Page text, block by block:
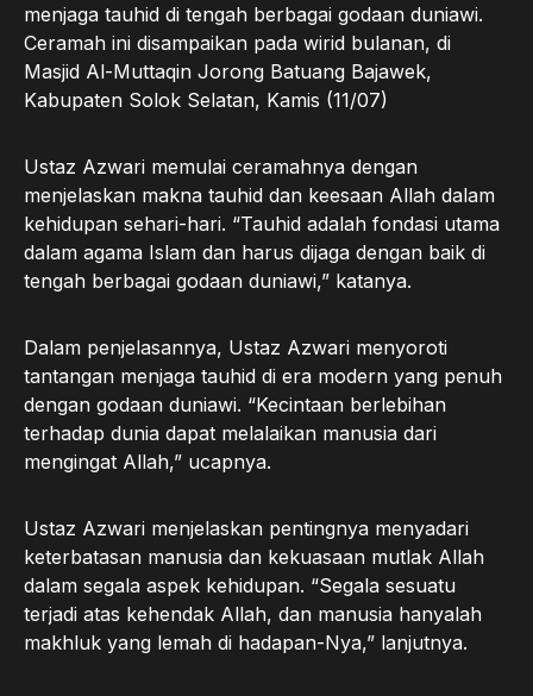
menjaga tauhid di tengah berbagai godaan duniawi.
Ceramah ini disampaikan pada wirid bulanan, di
Masjid Al-Muttaqin Jorong Batuang Bajawek,
Kabupaten Solok Selatan, Kamis (11/07)
Ustaz Azwari memulai ceramahnya dengan
menjelaskan makna tauhid dan keesaan Allah dalam
kehidupan sehari-hari. “Tauhid adalah fondasi utama
dalam agama Islam dan harus dijaga dengan baik di
tengah berbagai godaan duniawi,” katanya.
Dalam penjelasannya, Ustaz Azwari menyoroti
tantangan menjaga tauhid di era modern yang penuh
dengan godaan duniawi. “Kecintaan berlebihan
terhadap dunia dapat melalaikan manusia dari
mengingat Allah,” ucapnya.
Ustaz Azwari menjelaskan pentingnya menyadari
keterbatasan manusia dan kekuasaan mutlak Allah
dalam segala aspek kehidupan. “Segala sesuatu
terjadi atas kehendak Allah, dan manusia hanyalah
makhluk yang lemah di hadapan-Nya,” lanjutnya.